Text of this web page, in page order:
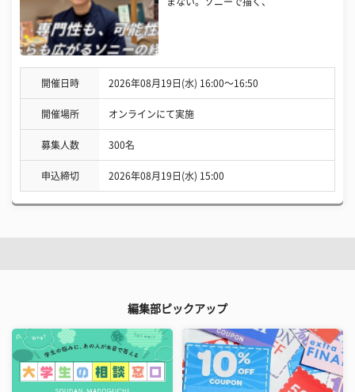
開催日時 2026年08月19日(水) 16:00〜16:50
開催場所 オンラインにて実施
募集人数 300名
申込締切 2026年08月19日(水) 15:00
編集部ピックアップ